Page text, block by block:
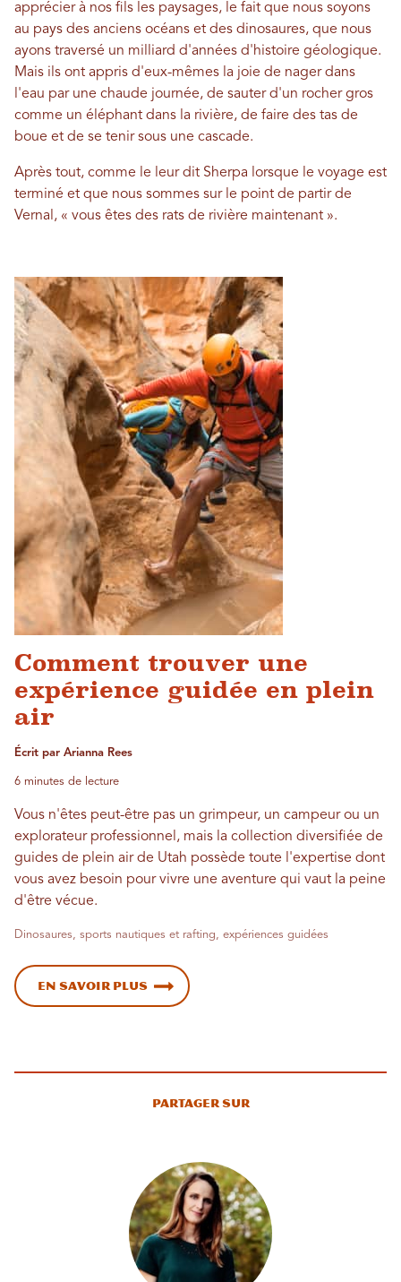
apprécier à nos fils les paysages, le fait que nous soyons
au pays des anciens océans et des dinosaures, que nous
ayons traversé un milliard d'années d'histoire géologique.
Mais ils ont appris d'eux-mêmes la joie de nager dans
l'eau par une chaude journée, de sauter d'un rocher gros
comme un éléphant dans la rivière, de faire des tas de
boue et de se tenir sous une cascade.
Après tout, comme le leur dit Sherpa lorsque le voyage est
terminé et que nous sommes sur le point de partir de
Vernal, « vous êtes des rats de rivière maintenant ».
Comment trouver une
expérience guidée en plein
air
Écrit par Arianna Rees
6 minutes de lecture
Vous n'êtes peut-être pas un grimpeur, un campeur ou un
explorateur professionnel, mais la collection diversifiée de
guides de plein air de Utah possède toute l'expertise dont
vous avez besoin pour vivre une aventure qui vaut la peine
d'être vécue.
Dinosaures, sports nautiques et rafting, expériences guidées
En savoir plus
Partager sur